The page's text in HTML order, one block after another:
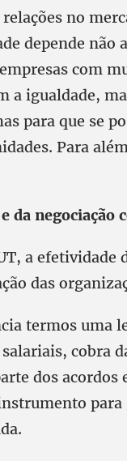
relações no
depende não
com
a igualdade,
para que se
Para
da negociação
a efetividade
das
termos uma
cobra
dos